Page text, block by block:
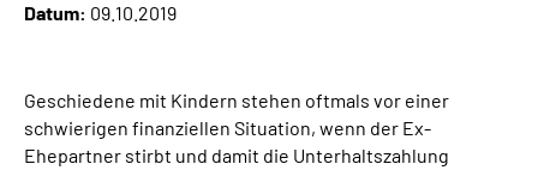
Klinikverbund
Über uns
Datum: 09.10.2019
Geschiedene mit Kindern stehen oftmals vor einer
schwierigen finanziellen Situation, wenn der Ex-
Ehepartner stirbt und damit die Unterhaltszahlung